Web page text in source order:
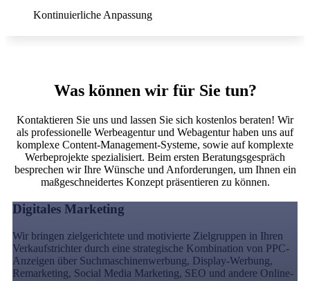
Kontinuierliche Anpassung
Was können wir für Sie tun?
Kontaktieren Sie uns und lassen Sie sich kostenlos beraten! Wir
als professionelle Werbeagentur und Webagentur haben uns auf
komplexe Content-Management-Systeme, sowie auf komplexte
Werbeprojekte spezialisiert. Beim ersten Beratungsgespräch
besprechen wir Ihre Wünsche und Anforderungen, um Ihnen ein
maßgeschneidertes Konzept präsentieren zu können.
Digitales Marketing
Wir bringen zielgerichtete und motivierte Zielgruppen in Ihren
Verkaufstrichter durch eine strategische Kombination von PPC-
Anzeigen über Suchmaschinenwerbung, Display-Werbung,
Remarketing, Social Media Marketing, SEO und andere Online-